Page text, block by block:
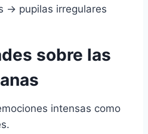
→ pupilas irregulares
sobre las
intensas como